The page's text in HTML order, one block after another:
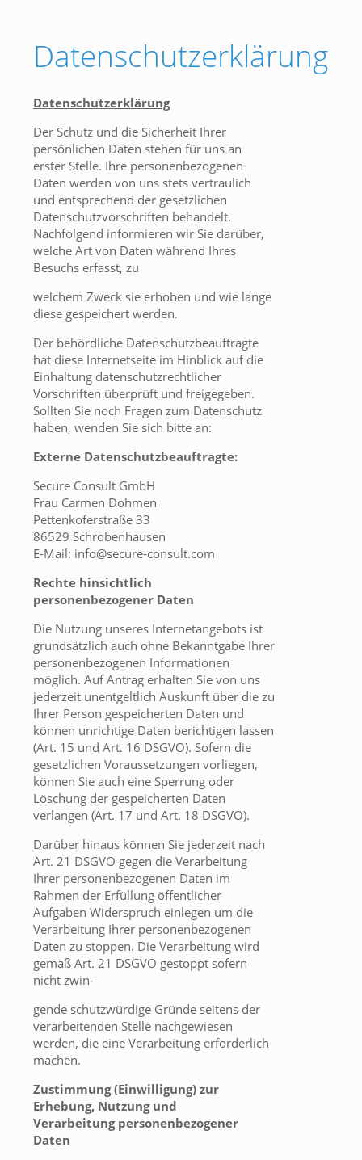
Datenschutzerklärung
Datenschutzerklärung
Der Schutz und die Sicherheit Ihrer
persönlichen Daten stehen für uns an
erster Stelle. Ihre personenbezogenen
Daten werden von uns stets vertraulich
und entsprechend der gesetzlichen
Datenschutzvorschriften behandelt.
Nachfolgend informieren wir Sie darüber,
welche Art von Daten während Ihres
Besuchs erfasst, zu
welchem Zweck sie erhoben und wie lange
diese gespeichert werden.
Der behördliche Datenschutzbeauftragte
hat diese Internetseite im Hinblick auf die
Einhaltung datenschutzrechtlicher
Vorschriften überprüft und freigegeben.
Sollten Sie noch Fragen zum Datenschutz
haben, wenden Sie sich bitte an:
Externe Datenschutzbeauftragte:
Secure Consult GmbH
Frau Carmen Dohmen
Pettenkoferstraße 33
86529 Schrobenhausen
E-Mail: info@secure-consult.com
Rechte hinsichtlich
personenbezogener Daten
Die Nutzung unseres Internetangebots ist
grundsätzlich auch ohne Bekanntgabe Ihrer
personenbezogenen Informationen
möglich. Auf Antrag erhalten Sie von uns
jederzeit unentgeltlich Auskunft über die zu
Ihrer Person gespeicherten Daten und
können unrichtige Daten berichtigen lassen
(Art. 15 und Art. 16 DSGVO). Sofern die
gesetzlichen Voraussetzungen vorliegen,
können Sie auch eine Sperrung oder
Löschung der gespeicherten Daten
verlangen (Art. 17 und Art. 18 DSGVO).
Darüber hinaus können Sie jederzeit nach
Art. 21 DSGVO gegen die Verarbeitung
Ihrer personenbezogenen Daten im
Rahmen der Erfüllung öffentlicher
Aufgaben Widerspruch einlegen um die
Verarbeitung Ihrer personenbezogenen
Daten zu stoppen. Die Verarbeitung wird
gemäß Art. 21 DSGVO gestoppt sofern
nicht zwin-
gende schutzwürdige Gründe seitens der
verarbeitenden Stelle nachgewiesen
werden, die eine Verarbeitung erforderlich
machen.
Zustimmung (Einwilligung) zur
Erhebung, Nutzung und
Verarbeitung personenbezogener
Daten